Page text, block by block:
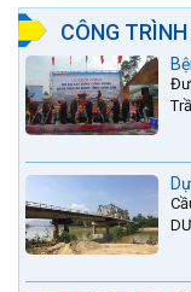
CÔNG